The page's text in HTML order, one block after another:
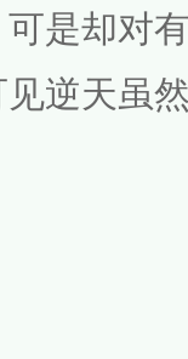
是却对
逆天虽